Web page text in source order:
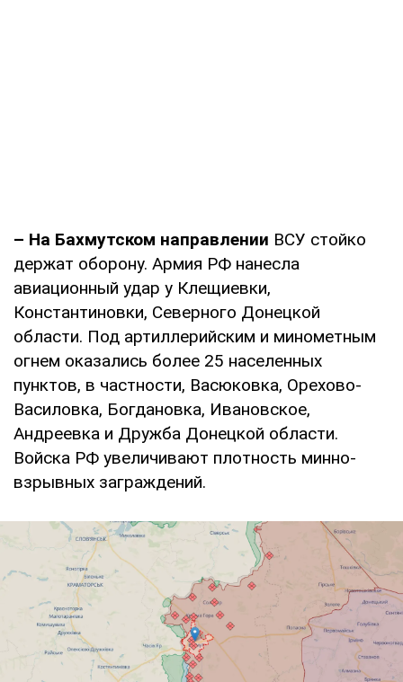
– На Бахмутском направлении ВСУ стойко
держат оборону. Армия РФ нанесла
авиационный удар у Клещиевки,
Константиновки, Северного Донецкой
области. Под артиллерийским и минометным
огнем оказались более 25 населенных
пунктов, в частности, Васюковка, Орехово-
Василовка, Богдановка, Ивановское,
Андреевка и Дружба Донецкой области.
Войска РФ увеличивают плотность минно-
взрывных заграждений.